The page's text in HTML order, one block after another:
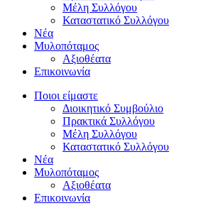
Μέλη Συλλόγου
Καταστατικό Συλλόγου
Νέα
Μυλοπόταμος
Αξιοθέατα
Επικοινωνία
Ποιοι είμαστε
Διοικητικό Συμβούλιο
Πρακτικά Συλλόγου
Μέλη Συλλόγου
Καταστατικό Συλλόγου
Νέα
Μυλοπόταμος
Αξιοθέατα
Επικοινωνία